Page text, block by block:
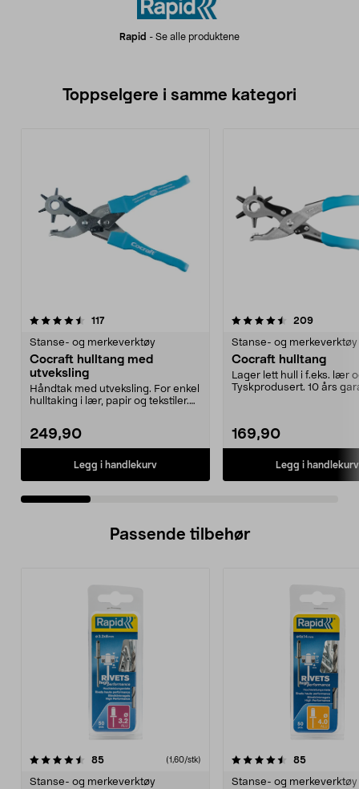
Rapid - Se alle produktene
Toppselgere i samme kategori
117anmeldelser
Stanse- og merkeverktøy
Cocraft hulltang med
utveksling
Håndtak med utveksling. For enkel
hulltaking i lær, papir og tekstiler.
249,90
Legg i handlekurv
4.5 av 5 stjerner 209
Stanse- og merkeverktøy
Cocraft hulltang
Lager lett hull i f.eks. lær
Tyskprodusert. 10 års
169,90
Legg i handlekurv
4.5 av 5 stjerner
Passende tilbehør
85anmeldelser (1,60/stk)
Stanse- og merkeverktøy
4.5av 5 stjerner 85
Stanse- og merkeverktøy
4.5av 5 stjerner